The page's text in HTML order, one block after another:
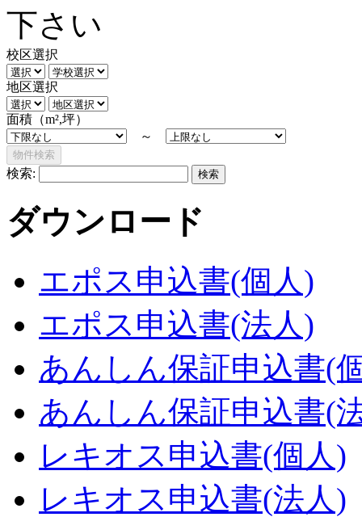
下さい
校区選択
地区選択
面積（m²,坪）
～
検索:
ダウンロード
エポス申込書(個人)
エポス申込書(法人)
あんしん保証申込書(
あんしん保証申込書(
レキオス申込書(個人)
レキオス申込書(法人)